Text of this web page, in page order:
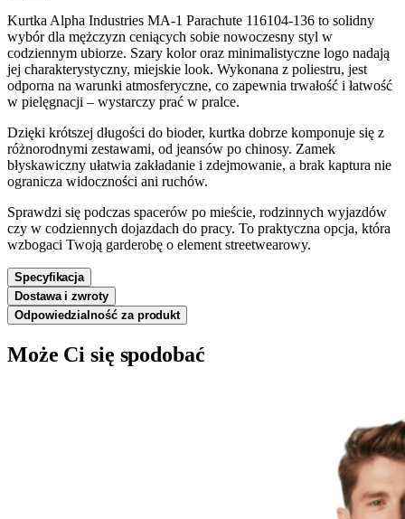
Kurtka Alpha Industries MA-1 Parachute 116104-136 to solidny
wybór dla mężczyzn ceniących sobie nowoczesny styl w
codziennym ubiorze. Szary kolor oraz minimalistyczne logo nadają
jej charakterystyczny, miejskie look. Wykonana z poliestru, jest
odporna na warunki atmosferyczne, co zapewnia trwałość i łatwość
w pielęgnacji – wystarczy prać w pralce.
Dzięki krótszej długości do bioder, kurtka dobrze komponuje się z
różnorodnymi zestawami, od jeansów po chinosy. Zamek
błyskawiczny ułatwia zakładanie i zdejmowanie, a brak kaptura nie
ogranicza widoczności ani ruchów.
Sprawdzi się podczas spacerów po mieście, rodzinnych wyjazdów
czy w codziennych dojazdach do pracy. To praktyczna opcja, która
wzbogaci Twoją garderobę o element streetwearowy.
Specyfikacja
Dostawa i zwroty
Odpowiedzialność za produkt
Może Ci się spodobać